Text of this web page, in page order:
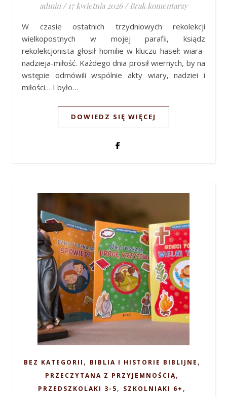
admin / 17 kwietnia 2026 / Brak komentarzy
W czasie ostatnich trzydniowych rekolekcji
wielkopostnych w mojej parafii, ksiądz
rekolekcjonista głosił homilie w kluczu haseł: wiara-
nadzieja-miłość. Każdego dnia prosił wiernych, by na
wstępie odmówili wspólnie akty wiary, nadziei i
miłości… I było…
DOWIEDZ SIĘ WIĘCEJ
BEZ KATEGORII , BIBLIA I HISTORIE BIBLIJNE ,
PRZECZYTANA Z PRZYJEMNOŚCIĄ,
PRZEDSZKOLAKI 3-5, SZKOLNIAKI 6+ ,